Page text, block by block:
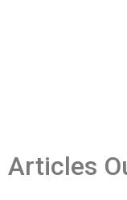
Articles